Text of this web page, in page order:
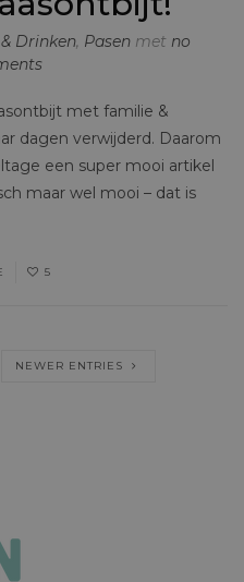
Drinken, Pasenmet no
met familie &
dagen verwijderd. Daarom
een super mooi artikel
maar wel mooi – dat is
5
NEWER ENTRIES